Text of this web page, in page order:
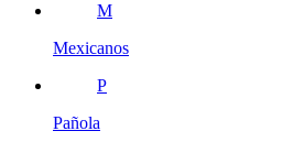
M
Mexicanos
P
Pañola